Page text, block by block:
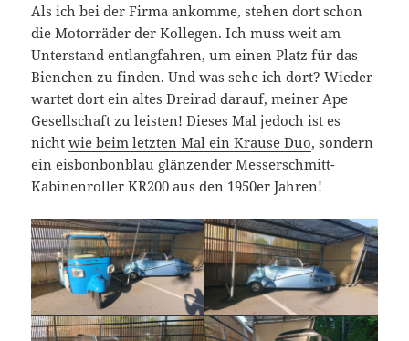
Als ich bei der Firma ankomme, stehen dort schon
die Motorräder der Kollegen. Ich muss weit am
Unterstand entlangfahren, um einen Platz für das
Bienchen zu finden. Und was sehe ich dort? Wieder
wartet dort ein altes Dreirad darauf, meiner Ape
Gesellschaft zu leisten! Dieses Mal jedoch ist es
nichtwie beim letzten Mal ein Krause Duo, sondern
ein eisbonbonblau glänzender Messerschmitt-
Kabinenroller KR200 aus den 1950er Jahren!